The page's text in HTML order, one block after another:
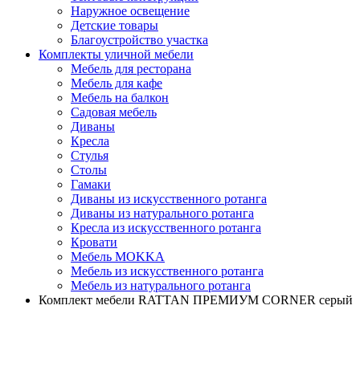
Наружное освещение
Детские товары
Благоустройство участка
Комплекты уличной мебели
Мебель для ресторана
Мебель для кафе
Мебель на балкон
Садовая мебель
Диваны
Кресла
Стулья
Столы
Гамаки
Диваны из искусственного ротанга
Диваны из натурального ротанга
Кресла из искусственного ротанга
Кровати
Мебель MOKKA
Мебель из искусственного ротанга
Мебель из натурального ротанга
Комплект мебели RATTAN ПРЕМИУМ CORNER серый